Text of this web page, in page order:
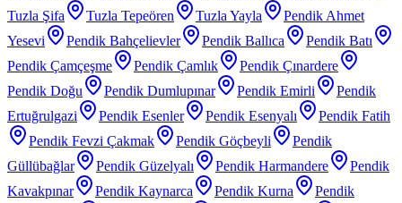
Tuzla Şifa
Tuzla Tepeören Tuzla Yayla
Pendik Ahmet
Yesevi
Pendik Bahçelievler Pendik Ballıca
Pendik Batı
Pendik Çamçeşme
Pendik Çamlık
Pendik Çınardere
Pendik Doğu
Pendik Dumlupınar Pendik Emirli
Pendik
Ertuğrulgazi
Pendik Esenler Pendik Esenyalı
Pendik Fatih
Pendik Fevzi Çakmak
Pendik Göçbeyli
Pendik
Güllübağlar
Pendik Güzelyalı Pendik Harmandere
Pendik
Kavakpınar
Pendik Kaynarca Pendik Kurna
Pendik